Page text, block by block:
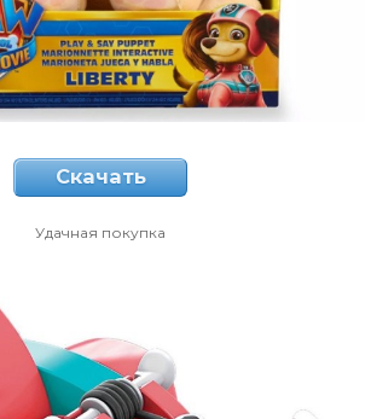
Скачать
Удачная покупка